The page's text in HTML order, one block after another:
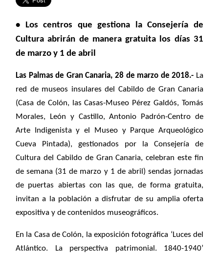
• Los centros que gestiona la Consejería de
Cultura abrirán de manera gratuita los días 31
de marzo y 1 de abril
Las Palmas de Gran Canaria, 28 de marzo de 2018.- La
red de museos insulares del Cabildo de Gran Canaria
(Casa de Colón, las Casas-Museo Pérez Galdós, Tomás
Morales, León y Castillo, Antonio Padrón-Centro de
Arte Indigenista y el Museo y Parque Arqueológico
Cueva Pintada), gestionados por la Consejería de
Cultura del Cabildo de Gran Canaria, celebran este fin
de semana (31 de marzo y 1 de abril) sendas jornadas
de puertas abiertas con las que, de forma gratuita,
invitan a la población a disfrutar de su amplia oferta
expositiva y de contenidos museográficos.
En la Casa de Colón, la exposición fotográfica ‘Luces del
Atlántico. La perspectiva patrimonial. 1840-1940’